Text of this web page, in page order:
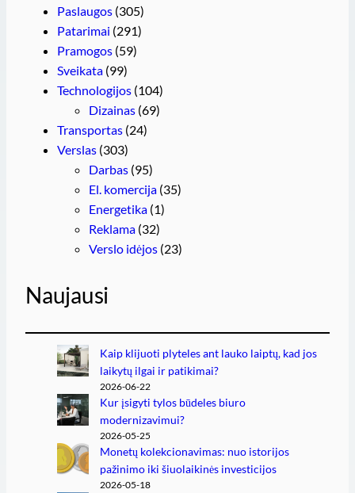
Paslaugos (305)
Patarimai (291)
Pramogos (59)
Sveikata (99)
Technologijos (104)
Dizainas (69)
Transportas (24)
Verslas (303)
Darbas (95)
El. komercija (35)
Energetika (1)
Reklama (32)
Verslo idėjos (23)
Naujausi
Kaip klijuoti plyteles ant lauko laiptų, kad jos
laikytų ilgai ir patikimai?
2026-06-22
Kur įsigyti tylos būdeles biuro
modernizavimui?
2026-05-25
Monetų kolekcionavimas: nuo istorijos
pažinimo iki šiuolaikinės investicijos
2026-05-18